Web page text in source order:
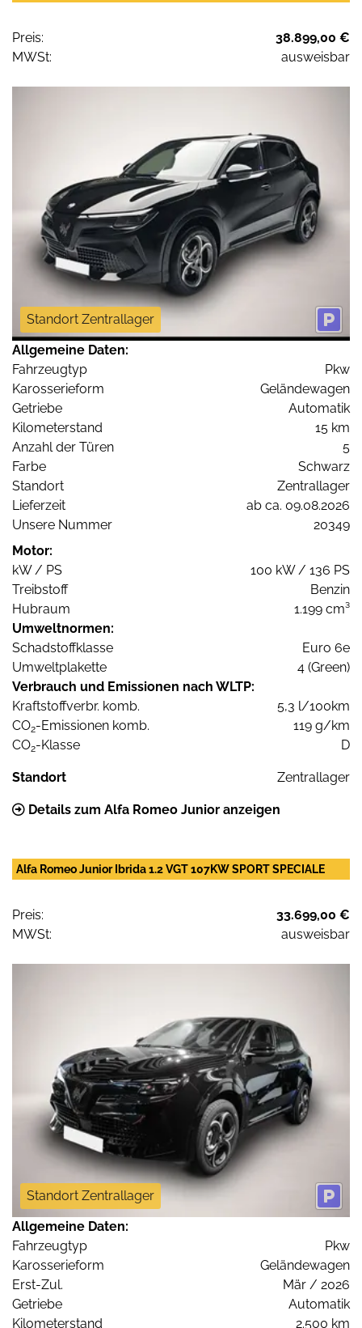
Preis:
38.899,00 €
MWSt:
ausweisbar
Standort Zentrallager
Allgemeine Daten:
Fahrzeugtyp
Pkw
Karosserieform
Geländewagen
Getriebe
Automatik
Kilometerstand
15 km
Anzahl der Türen
5
Farbe
Schwarz
Standort
Zentrallager
Lieferzeit
ab ca. 09.08.2026
Unsere Nummer
20349
Motor:
kW / PS
100 kW / 136 PS
Treibstoff
Benzin
Hubraum
1.199 cm³
Umweltnormen:
Schadstoffklasse
Euro 6e
Umweltplakette
4 (Green)
Verbrauch und Emissionen nach WLTP:
Kraftstoffverbr. komb.
5,3 l/100km
CO2-Emissionen komb.
119 g/km
CO2-Klasse D
Standort Zentrallager
Details zum Alfa Romeo Junior anzeigen
Alfa Romeo Junior Ibrida 1.2 VGT 107KW SPORT SPECIALE
Preis:
33.699,00 €
MWSt:
ausweisbar
Standort Zentrallager
Allgemeine Daten:
Fahrzeugtyp
Pkw
Karosserieform
Geländewagen
Erst-Zul.
Mär / 2026
Getriebe
Automatik
Kilometerstand
2.500 km